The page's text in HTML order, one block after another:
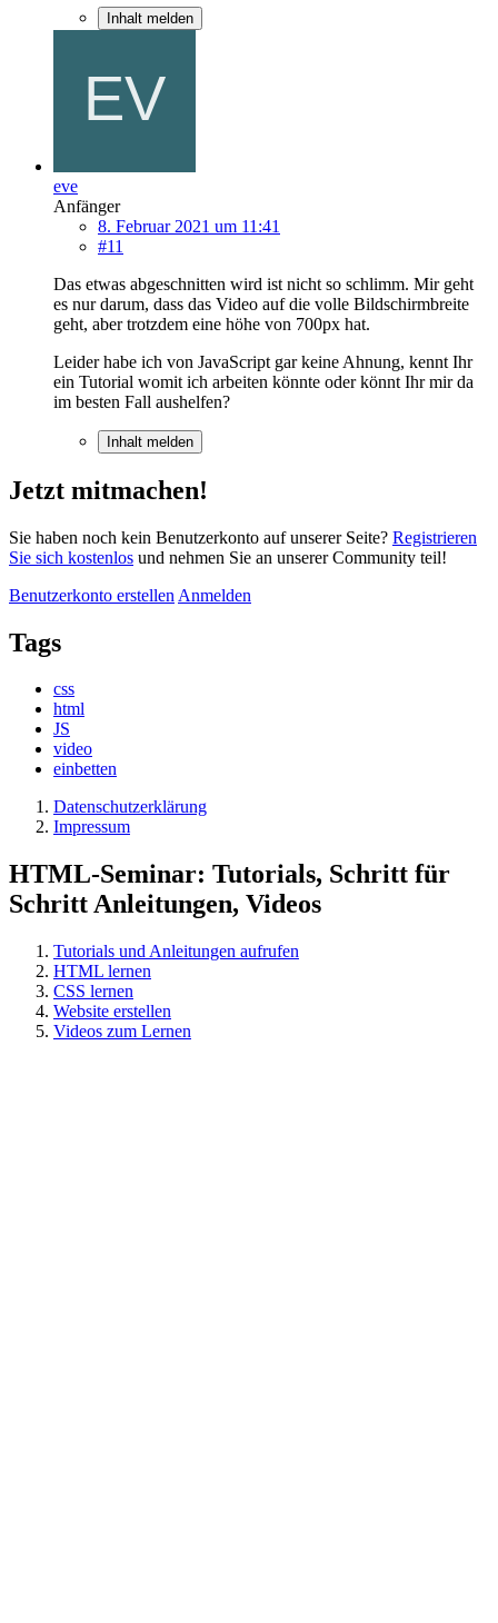
Inhalt melden
eve
Anfänger
8. Februar 2021 um 11:41
#11
Das etwas abgeschnitten wird ist nicht so schlimm. Mir geht
es nur darum, dass das Video auf die volle Bildschirmbreite
geht, aber trotzdem eine höhe von 700px hat.
Leider habe ich von JavaScript gar keine Ahnung, kennt Ihr
ein Tutorial womit ich arbeiten könnte oder könnt Ihr mir da
im besten Fall aushelfen?
Inhalt melden
Jetzt mitmachen!
Sie haben noch kein Benutzerkonto auf unserer Seite? Registrieren
Sie sich kostenlos und nehmen Sie an unserer Community teil!
Benutzerkonto erstellen Anmelden
Tags
css
html
JS
video
einbetten
Datenschutzerklärung
Impressum
HTML-Seminar: Tutorials, Schritt für
Schritt Anleitungen, Videos
Tutorials und Anleitungen aufrufen
HTML lernen
CSS lernen
Website erstellen
Videos zum Lernen